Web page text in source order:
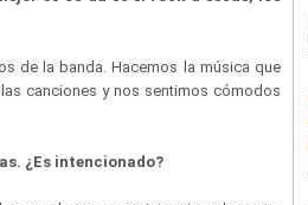
de la banda. Hacemos la música que
canciones y nos sentimos cómodos
¿Es intencionado?